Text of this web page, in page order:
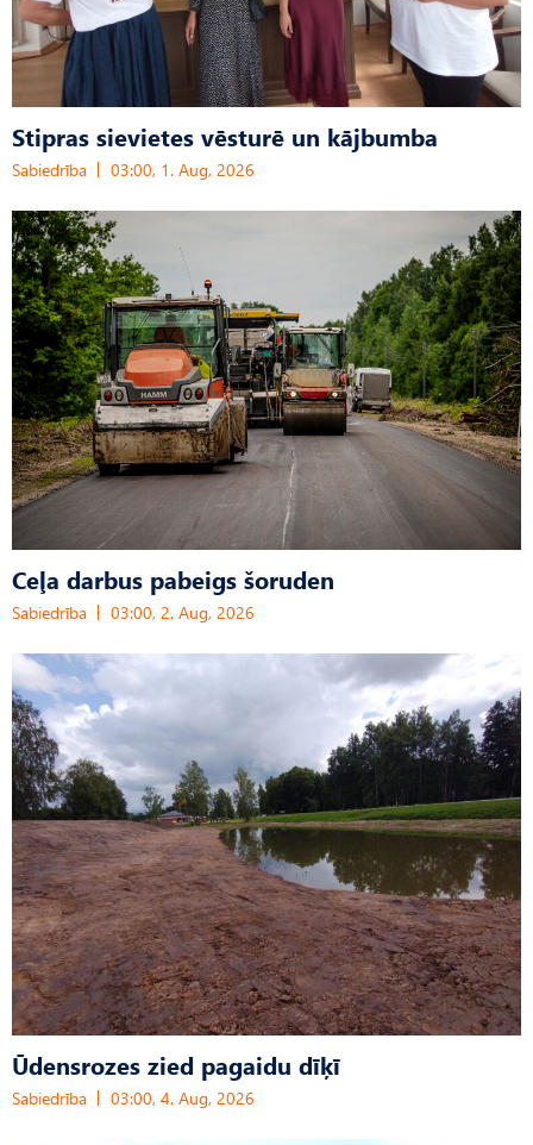
Stipras sievietes vēsturē un kājbumba
Sabiedrība 03:00, 1. Aug, 2026
Ceļa darbus pabeigs šoruden
Sabiedrība 03:00, 2. Aug, 2026
Ūdensrozes zied pagaidu dīķī
Sabiedrība 03:00, 4. Aug, 2026